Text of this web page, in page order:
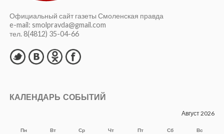
Официальный сайт газеты Смоленская правда
e-mail: smolpravda@gmail.com
тел. 8(4812) 35-04-66
КАЛЕНДАРЬ СОБЫТИЙ
Август 2026
Пн Вт Ср Чт Пт Сб Вс